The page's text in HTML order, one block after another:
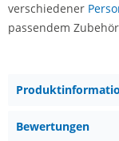
verschiedener
passendem
Bewertungen